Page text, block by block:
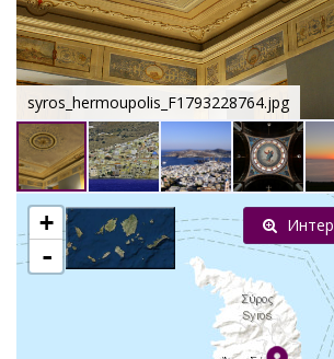
syros_hermoupolis_F1793228764.jpg
+
-